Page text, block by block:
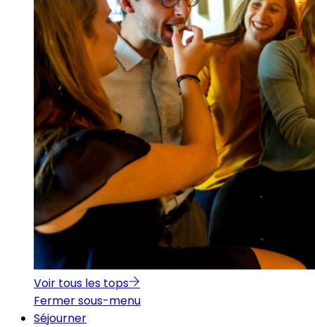
Voir tous les tops
Fermer sous-menu
Séjourner